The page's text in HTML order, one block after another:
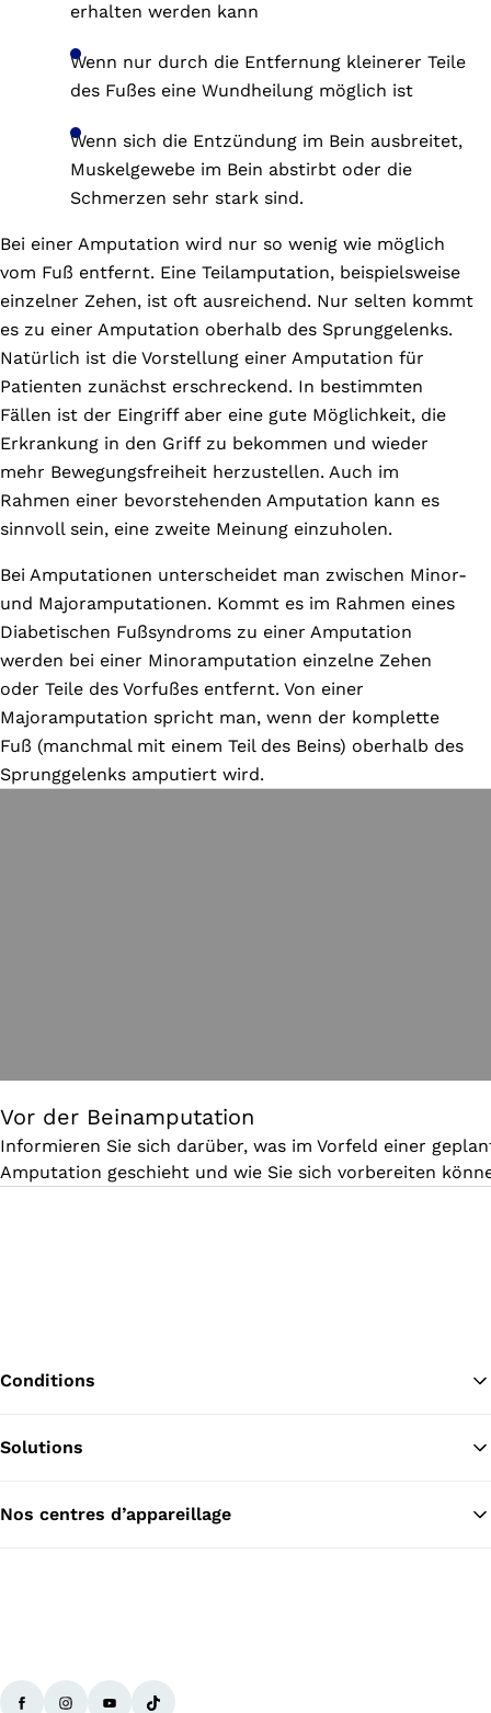
erhalten werden kann
Wenn nur durch die Entfernung kleinerer Teile
des Fußes eine Wundheilung möglich ist
Wenn sich die Entzündung im Bein ausbreitet,
Muskelgewebe im Bein abstirbt oder die
Schmerzen sehr stark sind.
Bei einer Amputation wird nur so wenig wie möglich
vom Fuß entfernt. Eine Teilamputation, beispielsweise
einzelner Zehen, ist oft ausreichend. Nur selten kommt
es zu einer Amputation oberhalb des Sprunggelenks.
Natürlich ist die Vorstellung einer Amputation für
Patienten zunächst erschreckend. In bestimmten
Fällen ist der Eingriff aber eine gute Möglichkeit, die
Erkrankung in den Griff zu bekommen und wieder
mehr Bewegungsfreiheit herzustellen. Auch im
Rahmen einer bevorstehenden Amputation kann es
sinnvoll sein, eine zweite Meinung einzuholen.
Bei Amputationen unterscheidet man zwischen Minor-
und Majoramputationen. Kommt es im Rahmen eines
Diabetischen Fußsyndroms zu einer Amputation
werden bei einer Minoramputation einzelne Zehen
oder Teile des Vorfußes entfernt. Von einer
Majoramputation spricht man, wenn der komplette
Fuß (manchmal mit einem Teil des Beins) oberhalb des
Sprunggelenks amputiert wird.
Vor der Beinamputation
Informieren Sie sich darüber, was im Vorfeld einer
Amputation geschieht und wie Sie sich vorbereiten
Conditions
Solutions
Nos centres d’appareillage